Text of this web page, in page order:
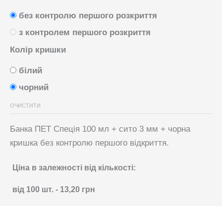
без контролю першого розкриття
з контролем першого розкриття
Колір кришки
білий
чорний
ОЧИСТИТИ
Банка ПЕТ Спеція 100 мл + сито 3 мм + чорна
кришка без контролю першого відкриття.
Ціна в залежності від кількості:
від 100 шт. - 13,20 грн